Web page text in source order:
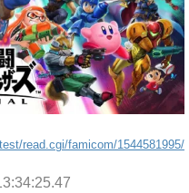
read.cgi/famicom/1544581995/